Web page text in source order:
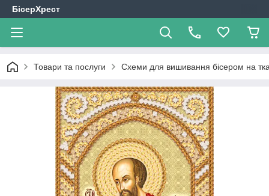
БісерХрест
Товари та послуги Схеми для вишивання бісером на